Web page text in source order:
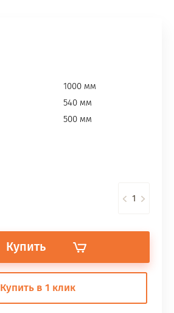
1000 мм
540 мм
500 мм
Купить
Купить в 1 клик